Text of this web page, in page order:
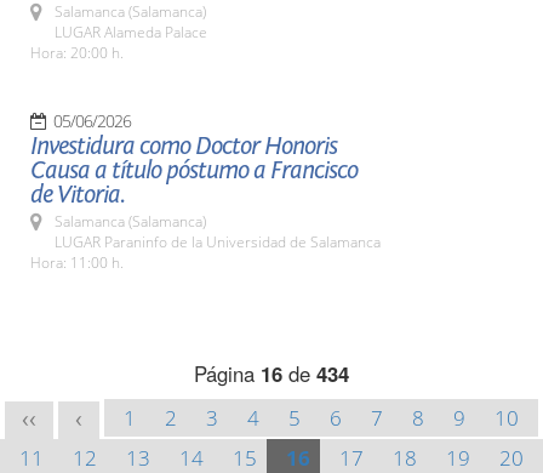
Salamanca (Salamanca)
LUGAR Alameda Palace
Hora: 20:00 h.
05/06/2026
Investidura como Doctor Honoris
Causa a título póstumo a Francisco
de Vitoria.
Salamanca (Salamanca)
LUGAR Paraninfo de la Universidad de Salamanca
Hora: 11:00 h.
Página 16 de 434
<< < 1 2 3 4 5 6 7 8 9
10
11
12 13 14 15 16 17 18 19
20